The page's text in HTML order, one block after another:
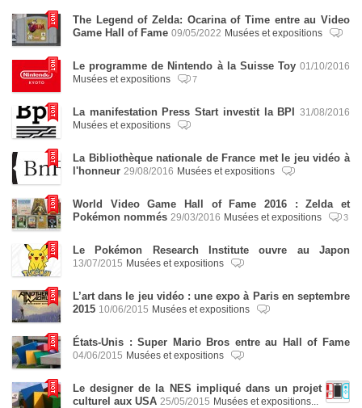
The Legend of Zelda: Ocarina of Time entre au Video
Game Hall of Fame 09/05/2022 Musées et expositions
Le programme de Nintendo à la Suisse Toy 01/10/2016
Musées et expositions
7
La manifestation Press Start investit la BPI 31/08/2016
Musées et expositions
La Bibliothèque nationale de France met le jeu vidéo à
l'honneur 29/08/2016 Musées et expositions
World Video Game Hall of Fame 2016 : Zelda et
Pokémon nommés 29/03/2016 Musées et expositions 3
Le Pokémon Research Institute ouvre au Japon
13/07/2015 Musées et expositions
L’art dans le jeu vidéo : une expo à Paris en septembre
2015 10/06/2015 Musées et expositions
États-Unis : Super Mario Bros entre au Hall of Fame
04/06/2015 Musées et expositions
Le designer de la NES impliqué dans un projet
culturel aux USA 25/05/2015 Musées et expositions...